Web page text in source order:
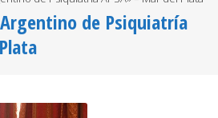
Argentino de Psiquiatría